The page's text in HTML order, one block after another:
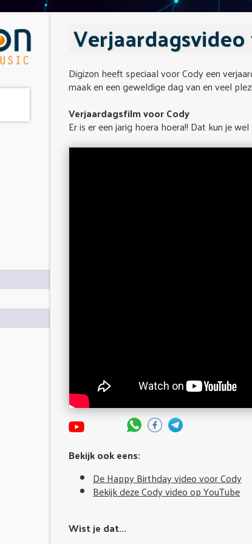
Digizon heeft speciaal voor Cody een
maak en een geweldige dag van en veel
Verjaardagsfilm voor Cody
Er is er een jarig hoera hoera!! Dat kun je
Bekijk ook eens:
De Happy Birthday video voor Cody
Bekijk deze Cody video op YouTube
Wist je dat...